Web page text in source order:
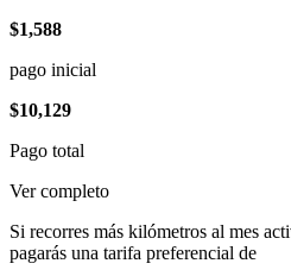
$1,588
pago inicial
$10,129
Pago total
Ver completo
Si recorres más kilómetros al mes
pagarás una tarifa preferencial de